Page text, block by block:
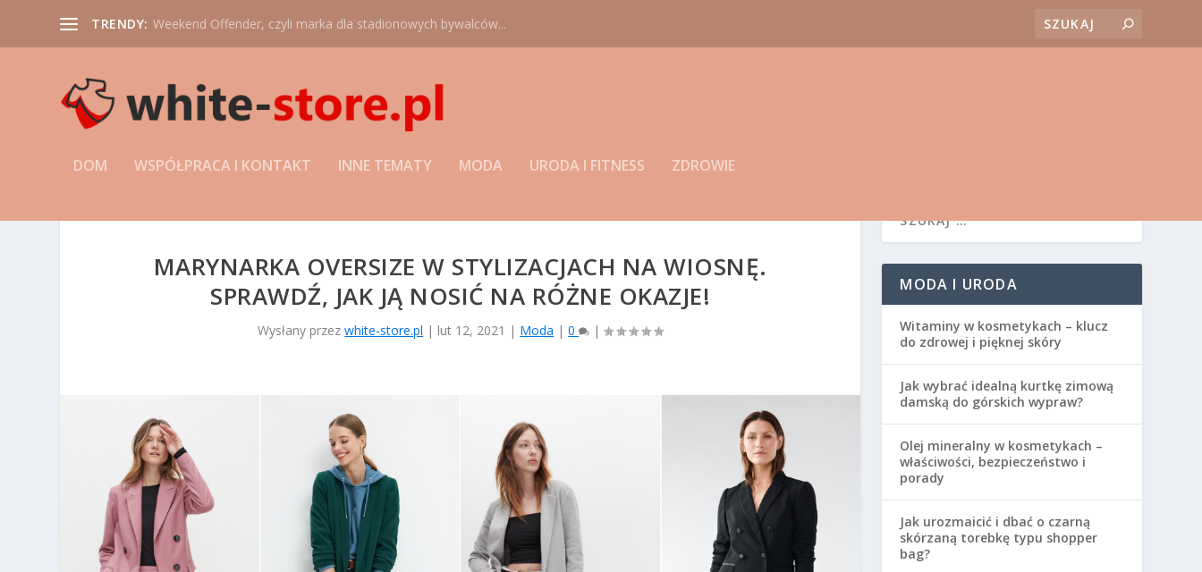
TRENDY: Weekend Offender, czyli marka dla stadionowych bywalców...
DOM WSPÓŁPRACA I KONTAKT INNE TEMATY MODA URODA I FITNESS ZDROWIE
MARYNARKA OVERSIZE W STYLIZACJACH NA WIOSNĘ.
SPRAWDŹ, JAK JĄ NOSIĆ NA RÓŻNE OKAZJE!
Wysłany przezwhite-store.pl | lut 12, 2021 | Moda |0 |
MODA I URODA
Witaminy w kosmetykach – klucz
do zdrowej i pięknej skóry
Jak wybrać idealną kurtkę zimową
damską do górskich wypraw?
Olej mineralny w kosmetykach –
właściwości, bezpieczeństwo i
porady
Jak urozmaicić i dbać o czarną
skórzaną torebkę typu shopper
bag?